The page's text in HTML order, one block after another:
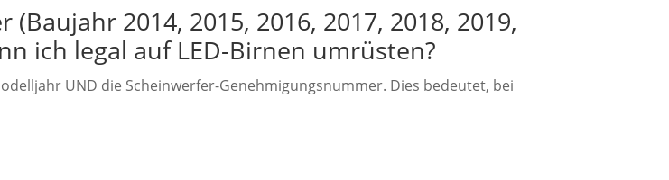
2014, 2015, 2016, 2017, 2018, 2019,
ich legal auf LED-Birnen umrüsten?
UND die Scheinwerfer-Genehmigungsnummer. Dies bedeutet, bei